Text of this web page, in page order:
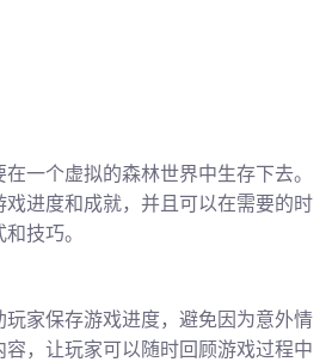
一个虚拟的森林世界中生存下去。
进度和成就，并且可以在需要的时
技巧。
家保存游戏进度，避免因为意外情
，让玩家可以随时回顾游戏过程中